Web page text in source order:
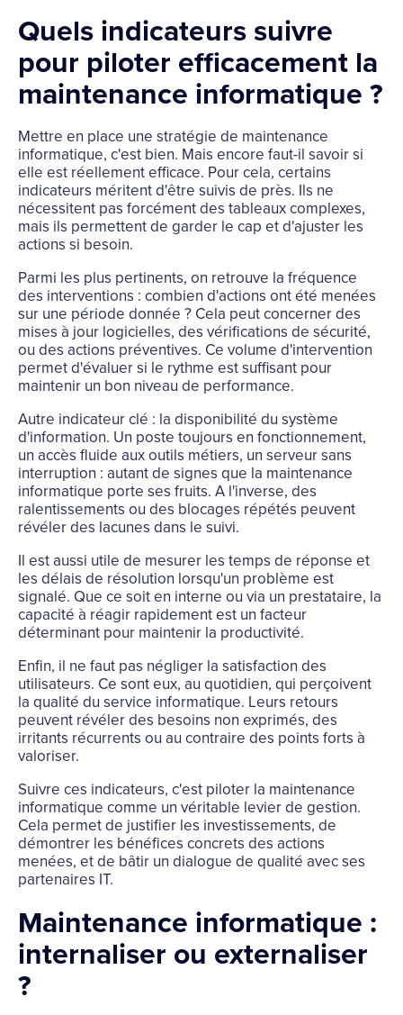
Quels indicateurs suivre
pour piloter efficacement la
maintenance informatique ?
Mettre en place une stratégie de maintenance
informatique, c'est bien. Mais encore faut-il savoir si
elle est réellement efficace. Pour cela, certains
indicateurs méritent d'être suivis de près. Ils ne
nécessitent pas forcément des tableaux complexes,
mais ils permettent de garder le cap et d'ajuster les
actions si besoin.
Parmi les plus pertinents, on retrouve la fréquence
des interventions : combien d'actions ont été menées
sur une période donnée ? Cela peut concerner des
mises à jour logicielles, des vérifications de sécurité,
ou des actions préventives. Ce volume d'intervention
permet d'évaluer si le rythme est suffisant pour
maintenir un bon niveau de performance.
Autre indicateur clé : la disponibilité du système
d'information. Un poste toujours en fonctionnement,
un accès fluide aux outils métiers, un serveur sans
interruption : autant de signes que la maintenance
informatique porte ses fruits. A l'inverse, des
ralentissements ou des blocages répétés peuvent
révéler des lacunes dans le suivi.
Il est aussi utile de mesurer les temps de réponse et
les délais de résolution lorsqu'un problème est
signalé. Que ce soit en interne ou via un prestataire, la
capacité à réagir rapidement est un facteur
déterminant pour maintenir la productivité.
Enfin, il ne faut pas négliger la satisfaction des
utilisateurs. Ce sont eux, au quotidien, qui perçoivent
la qualité du service informatique. Leurs retours
peuvent révéler des besoins non exprimés, des
irritants récurrents ou au contraire des points forts à
valoriser.
Suivre ces indicateurs, c'est piloter la maintenance
informatique comme un véritable levier de gestion.
Cela permet de justifier les investissements, de
démontrer les bénéfices concrets des actions
menées, et de bâtir un dialogue de qualité avec ses
partenaires IT.
Maintenance informatique :
internaliser ou externaliser
?